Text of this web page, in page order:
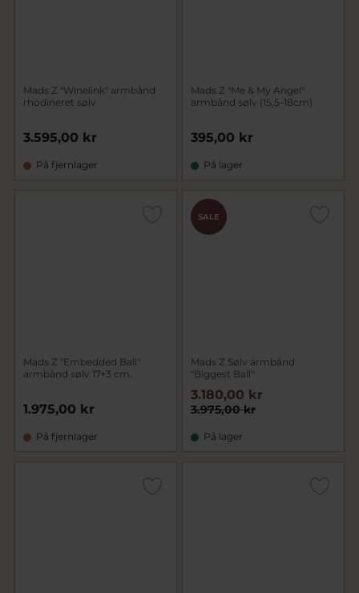
Mads Z "Winelink" armbånd
rhodineret sølv
3.595,00 kr
På fjernlager
Mads Z "Me & My Angel"
armbånd sølv (15,5-18cm)
395,00 kr
På lager
Mads Z "Embedded Ball"
armbånd sølv 17+3 cm.
1.975,00 kr
På fjernlager
SALE
Mads Z Sølv armbånd
"Biggest Ball"
3.975,00 kr
3.180,00 kr
På lager